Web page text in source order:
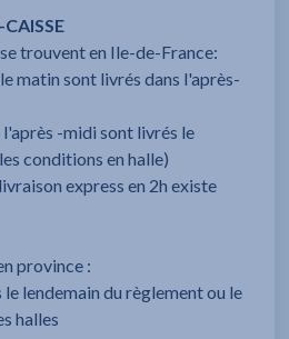
trouvent en Ile-de-France:
matin sont livrés dans l'après-
-midi sont livrés le
conditions en halle)
express en 2h existe
province :
lendemain du règlement ou le
halles